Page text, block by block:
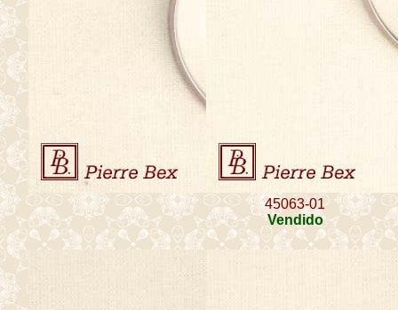
45063-01
Vendido